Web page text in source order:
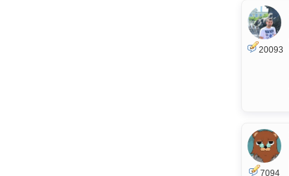
20093
7094